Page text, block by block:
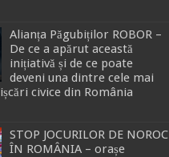
Alianța Păgubiților ROBOR –
De ce a apărut această
inițiativă și de ce poate
deveni una dintre cele mai
civice din România
STOP JOCURILOR DE NOROC
ÎN ROMÂNIA – orașe